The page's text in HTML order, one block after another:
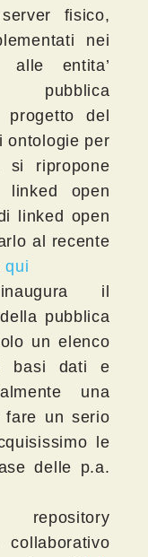
fisico,
nei
alle entita’
progetto del
ontologie per
si ripropone
linked open
linked open
al recente
qui
il
pubblica
un elenco
basi dati e
una
fare un serio
le
delle p.a.